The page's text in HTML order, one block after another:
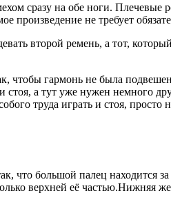
сразу на обе ноги. Плечевые
не требует
второй ремень, а тот,
чтобы гармонь не была
стоя, а тут уже нужен немного
труда играть и стоя,
что большой палец находится
верхней её частью.Нижняя